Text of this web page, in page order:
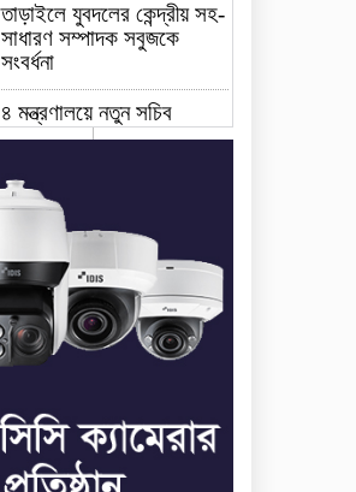
তাড়াইলে যুবদলের কেন্দ্রীয় সহ-
সাধারণ সম্পাদক সবুজকে
সংবর্ধনা
৪ মন্ত্রণালয়ে নতুন সচিব
নিয়োগ, ২ জনের পদোন্নতি
শেখ হাসিনার সঙ্গে পালানোর
ফ্লাইট কীভাবে মিস করেছিলেন
সালমান এফ রহমান
ভাত রান্নার সময় নরম হয়ে
গেলে কী করবেন
প্রত্যক্ষদর্শীদের তথ্য দেয়নি
জাতিসংঘ: ট্রাইব্যুনালকে
প্রসিকিউটর